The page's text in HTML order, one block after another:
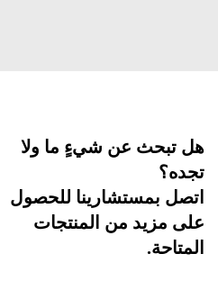
عن شيءٍ ما ولا
بمستشارينا للحصول
مزيد من المنتجات